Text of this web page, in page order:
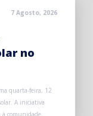
7 Agosto, 2026
no
quarta-feira, 12
A iniciativa
à comunidade.